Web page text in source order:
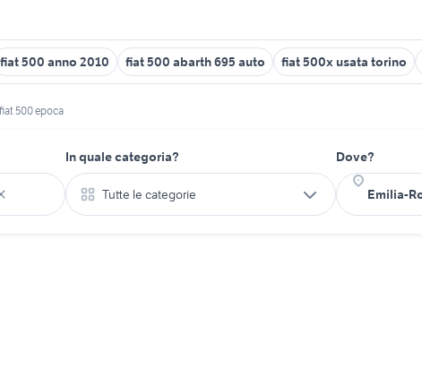
fiat 500 anno 2010 fiat 500 abarth 695 auto fiat 500x usata torino
fiat 500 epoca
In quale categoria?
Tutte le categorie
Dove?